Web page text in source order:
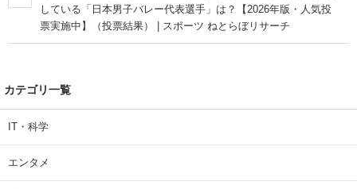
している「日本男子バレー代表選手」は？【2026年版・人気投
票実施中】（投票結果） | スポーツ ねとらぼリサーチ
カテゴリ一覧
IT・科学
エンタメ